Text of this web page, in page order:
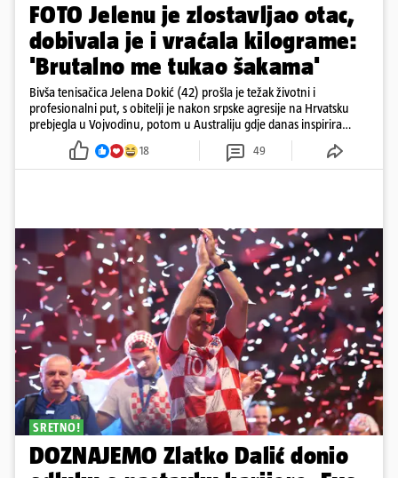
FOTO Jelenu je zlostavljao otac,
dobivala je i vraćala kilograme:
'Brutalno me tukao šakama'
Bivša tenisačica Jelena Dokić (42) prošla je težak životni i
profesionalni put, s obitelji je nakon srpske agresije na Hrvatsku
prebjegla u Vojvodinu, potom u Australiju gdje danas inspirira
18 49
SRETNO!
DOZNAJEMO Zlatko Dalić donio